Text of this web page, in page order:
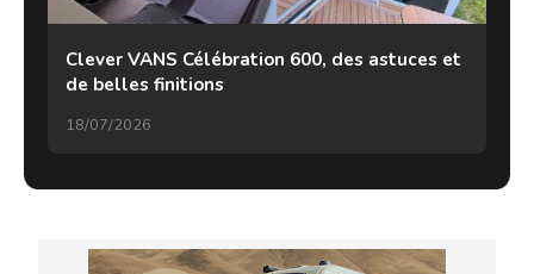
Clever VANS Célébration 600, des astuces et
de belles finitions
18/07/2026